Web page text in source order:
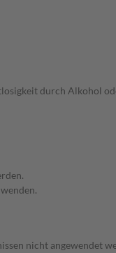
durch Alkohol
nicht angewendet